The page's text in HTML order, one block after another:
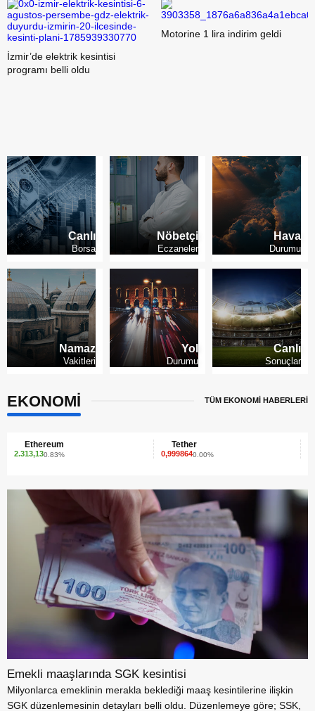
Motorine 1 lira indirim geldi
Canlı
Borsa
Nöbetçi
Eczaneler
Hava
Durumu
Namaz
Vakitleri
Yol
Durumu
Canlı
Sonuçlar
EKONOMİ TÜM EKONOMİ HABERLERİ
Emekli maaşlarında SGK kesintisi
Milyonlarca emeklinin merakla beklediği maaş kesintilerine ilişkin
SGK düzenlemesinin detayları belli oldu. Düzenlemeye göre; SSK,